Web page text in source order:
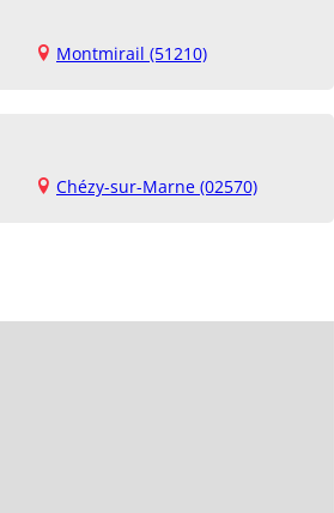
Montmirail (51210)
Chézy-sur-Marne (02570)